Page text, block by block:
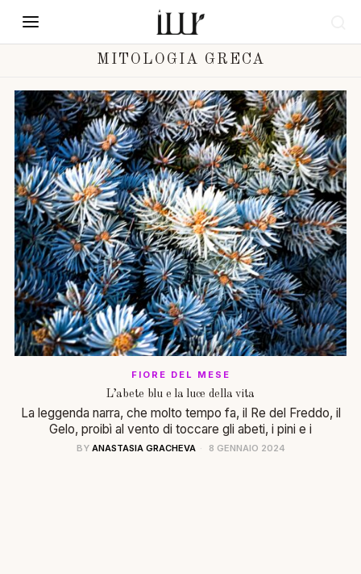
MITOLOGIA GRECA
FIORE DEL MESE
L’abete blu e la luce della vita
La leggenda narra, che molto tempo fa, il Re del Freddo, il
Gelo, proibì al vento di toccare gli abeti, i pini e i
BY ANASTASIA GRACHEVA 8 GENNAIO 2024